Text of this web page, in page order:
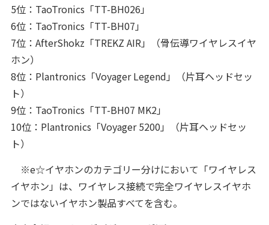
5位：TaoTronics「TT-BH026」
6位：TaoTronics「TT-BH07」
7位：AfterShokz「TREKZ AIR」（骨伝導ワイヤレスイヤ
ホン）
8位：Plantronics「Voyager Legend」（片耳ヘッドセッ
ト）
9位：TaoTronics「TT-BH07 MK2」
10位：Plantronics「Voyager 5200」（片耳ヘッドセッ
ト）
※e☆イヤホンのカテゴリー分けにおいて「ワイヤレス
イヤホン」は、ワイヤレス接続で完全ワイヤレスイヤホ
ンではないイヤホン製品すべてを含む。